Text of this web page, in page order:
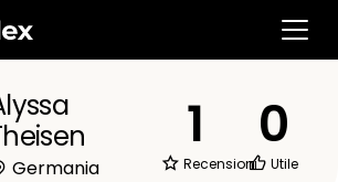
Germania
1
Recensioni
0
Utile